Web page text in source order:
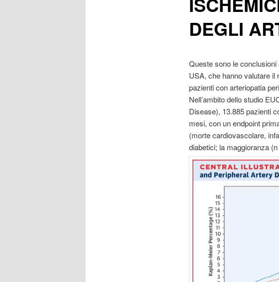
DEGLI
Queste sono le conclusioni
USA, che hanno valutare
pazienti con arteriopatia
Nell’ambito dello studio
Disease), 13.885 pazienti
mesi, con un endpoint
(morte cardiovascolare,
diabetici; la maggioranza